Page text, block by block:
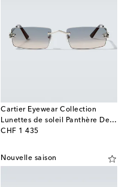
Cartier Eyewear Collection
Lunettes de soleil Panthère De Cartier
CHF 1 435
original price
Nouvelle saison